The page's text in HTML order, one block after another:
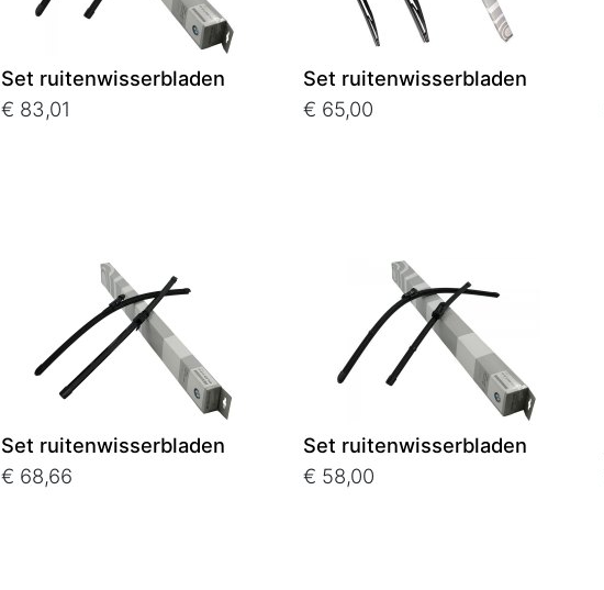
Set ruitenwisserbladen
€ 83,01
Set ruitenwisserbladen
€ 65,00
Set ruitenwisserbladen
€ 68,66
Set ruitenwisserbladen
€ 58,00